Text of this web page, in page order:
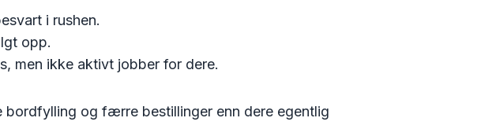
i rushen.
opp.
men ikke aktivt jobber for dere.
bordfylling og færre bestillinger enn dere egentlig